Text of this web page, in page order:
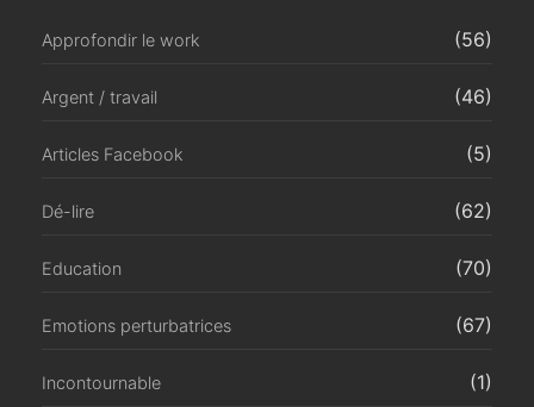
Approfondir le work (56)
Argent / travail (46)
Articles Facebook (5)
Dé-lire (62)
Education (70)
Emotions perturbatrices (67)
Incontournable (1)